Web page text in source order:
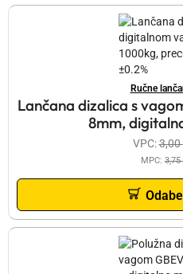
Ručne
Lančana dizalica s
8mm,
VPC:3,00
MPC: 3,75